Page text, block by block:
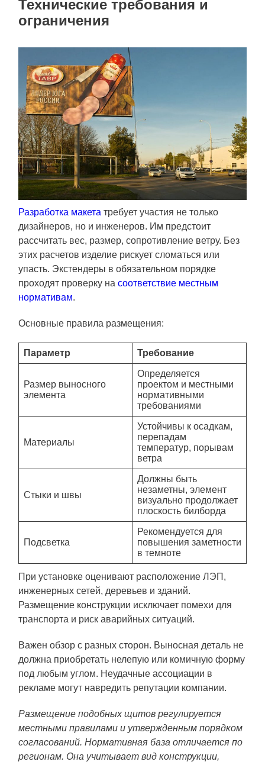
Технические требования и
ограничения
Разработка макета требует участия не только
дизайнеров, но и инженеров. Им предстоит
рассчитать вес, размер, сопротивление ветру. Без
этих расчетов изделие рискует сломаться или
упасть. Экстендеры в обязательном порядке
проходят проверку на соответствие местным
нормативам.
Основные правила размещения:
Параметр Требование
Размер выносного
элемента
Определяется
проектом и местными
нормативными
требованиями
Материалы
Устойчивы к осадкам,
перепадам
температур, порывам
ветра
Стыки и швы
Должны быть
незаметны, элемент
визуально продолжает
плоскость билборда
Подсветка
Рекомендуется для
повышения заметности
в темноте
При установке оценивают расположение ЛЭП,
инженерных сетей, деревьев и зданий.
Размещение конструкции исключает помехи для
транспорта и риск аварийных ситуаций.
Важен обзор с разных сторон. Выносная деталь не
должна приобретать нелепую или комичную форму
под любым углом. Неудачные ассоциации в
рекламе могут навредить репутации компании.
Размещение подобных щитов регулируется
местными правилами и утвержденным порядком
согласований. Нормативная база отличается по
регионам. Она учитывает вид конструкции,